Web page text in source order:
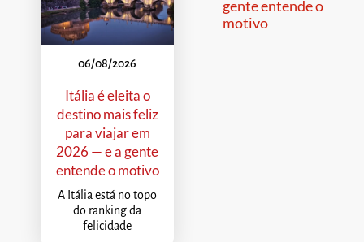
06/08/2026
Itália é eleita o
destino mais feliz
para viajar em
2026 — e a gente
entende o motivo
A Itália está no topo
do ranking da
felicidade
gente entende o
motivo